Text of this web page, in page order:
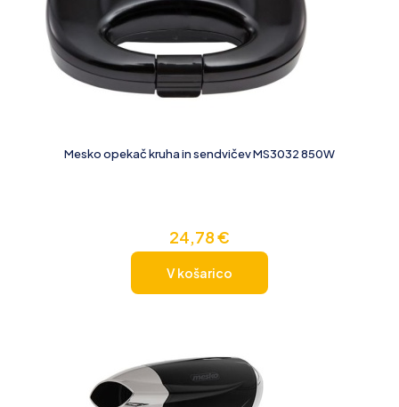
Mesko opekač kruha in sendvičev MS3032 850W
24,78€
V košarico